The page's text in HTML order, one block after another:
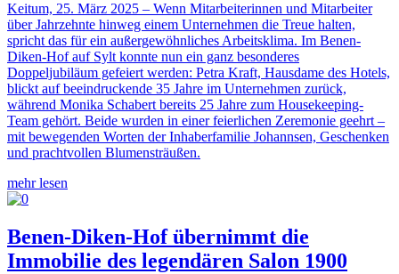
Keitum, 25. März 2025 – Wenn Mitarbeiterinnen und Mitarbeiter
über Jahrzehnte hinweg einem Unternehmen die Treue halten,
spricht das für ein außergewöhnliches Arbeitsklima. Im Benen-
Diken-Hof auf Sylt konnte nun ein ganz besonderes
Doppeljubiläum gefeiert werden: Petra Kraft, Hausdame des Hotels,
blickt auf beeindruckende 35 Jahre im Unternehmen zurück,
während Monika Schabert bereits 25 Jahre zum Housekeeping-
Team gehört. Beide wurden in einer feierlichen Zeremonie geehrt –
mit bewegenden Worten der Inhaberfamilie Johannsen, Geschenken
und prachtvollen Blumensträußen.
mehr lesen
Benen-Diken-Hof übernimmt die
Immobilie des legendären Salon 1900